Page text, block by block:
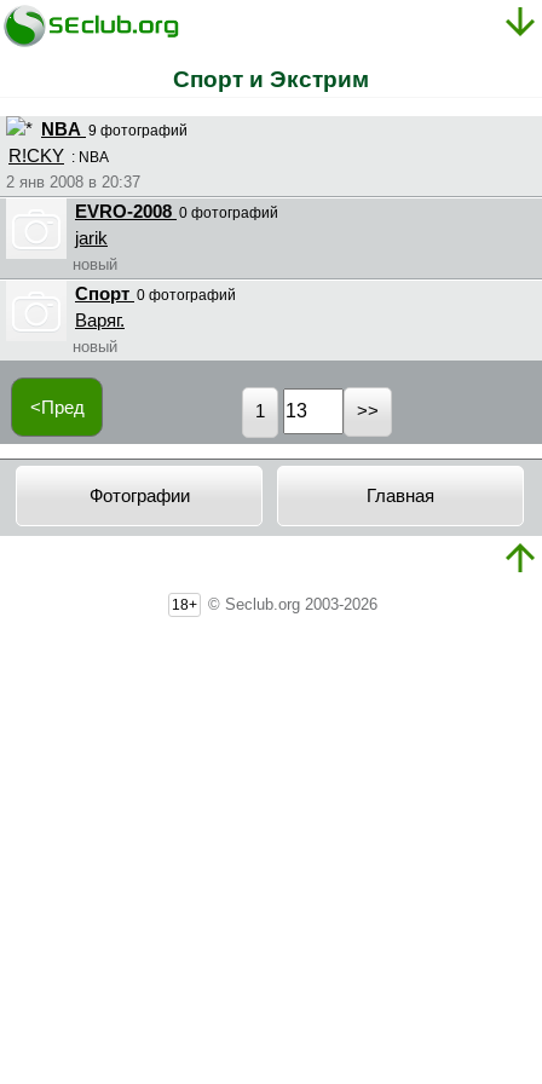
Спорт и Экстрим
NBA 9 фотографий
R!CKY : NBA
2 янв 2008 в 20:37
EVRO-2008 0 фотографий
jarik
новый
Спорт 0 фотографий
Bapяг.
новый
<Пред 1
Фотографии Главная
18+ © Seclub.org 2003-2026